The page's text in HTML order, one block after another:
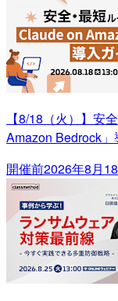
【8/18（火）】安
Amazon Bedrock」
開催前2026年8月